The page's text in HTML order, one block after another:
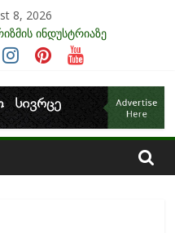
8, 2026
ინდუსტრიაზე
ურთიერთკავშირი
ეკონომიკური სარგებელი